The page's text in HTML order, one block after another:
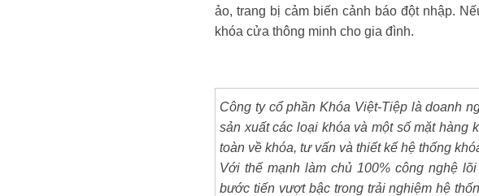
ảo, trang bị cảm biến cảnh báo đột nhập.
khóa cửa thông minh cho gia đình.
Công ty cổ phần Khóa Việt-Tiệp là doanh
sản xuất các loại khóa và một số mặt hàng
toàn về khóa, tư vấn và thiết kế hệ thống
Với thế mạnh làm chủ 100% công nghệ
bước tiến vượt bậc trong trải nghiệm hệ